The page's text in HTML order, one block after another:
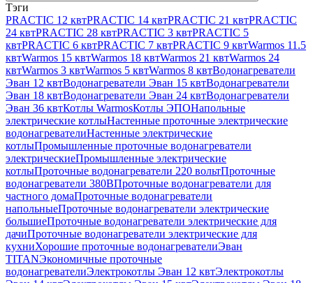
Тэги
PRACTIC 12 квтPRACTIC 14 квтPRACTIC 21 квтPRACTIC
24 квтPRACTIC 28 квтPRACTIC 3 квтPRACTIC 5
квтPRACTIC 6 квтPRACTIC 7 квтPRACTIC 9 квтWarmos 11.5
квтWarmos 15 квтWarmos 18 квтWarmos 21 квтWarmos 24
квтWarmos 3 квтWarmos 5 квтWarmos 8 квтВодонагреватели
Эван 12 квтВодонагреватели Эван 15 квтВодонагреватели
Эван 18 квтВодонагреватели Эван 24 квтВодонагреватели
Эван 36 квтКотлы WarmosКотлы ЭПОНапольные
электрические котлыНастенные проточные электрические
водонагревателиНастенные электрические
котлыПромышленные проточные водонагреватели
электрическиеПромышленные электрические
котлыПроточные водонагреватели 220 вольтПроточные
водонагреватели 380ВПроточные водонагреватели для
частного домаПроточные водонагреватели
напольныеПроточные водонагреватели электрические
большиеПроточные водонагреватели электрические для
дачиПроточные водонагреватели электрические для
кухниХорошие проточные водонагревателиЭван
TITANЭкономичные проточные
водонагревателиЭлектрокотлы Эван 12 квтЭлектрокотлы